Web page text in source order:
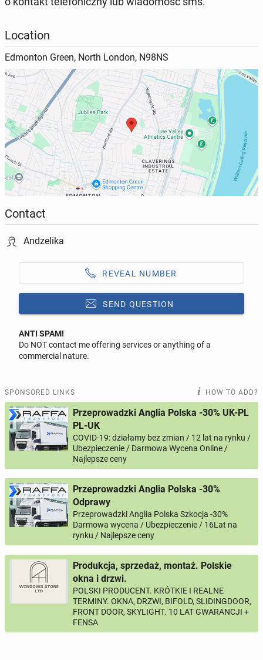
Location
Edmonton Green, North London, N98NS
Contact
Andzelika
REVEAL NUMBER
SEND QUESTION
Reply to this ad
0 / 1000
Your name
Your email
Your phone
Phone number according to the pattern
PHONE NUMBER
, for example: +44 7123456789 or +48 221234567
Activation question
ANTI SPAM!
Do NOT contact me offering services or anything of a
commercial nature.
SPONSORED LINKS HOW TO ADD?
Przeprowadzki Anglia Polska -30% UK-PL
PL-UK
COVID-19: działamy bez zmian / 12 lat na rynku /
Ubezpieczenie / Darmowa Wycena Online /
Najlepsze ceny
Przeprowadzki Anglia Polska -30%
Odprawy
Przeprowadzki Anglia Polska Szkocja -30%
Darmowa wycena / Ubezpieczenie / 16Lat na
rynku / Najlepsze ceny
Produkcja, sprzedaż, montaż. Polskie
okna i drzwi.
POLSKI PRODUCENT. KRÓTKIE I REALNE
TERMINY. OKNA, DRZWI, BIFOLD, SLIDINGDOOR,
FRONT DOOR, SKYLIGHT. 10 LAT GWARANCJI +
FENSA